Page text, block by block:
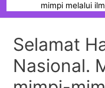
mimpi melalui
Selamat
Nasional.